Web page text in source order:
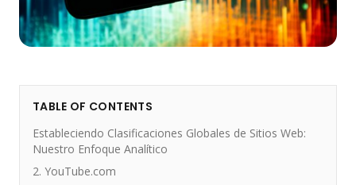
TABLE OF CONTENTS
Estableciendo Clasificaciones Globales de Sitios Web:
Nuestro Enfoque Analítico
2. YouTube.com